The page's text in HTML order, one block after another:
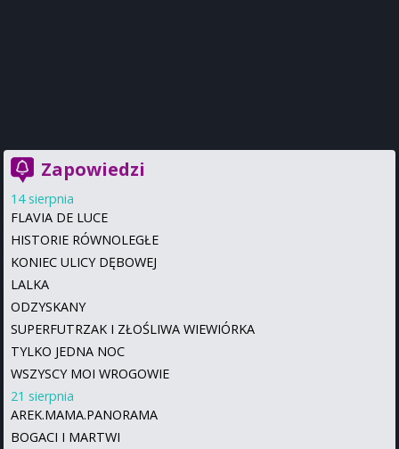
Zapowiedzi
14 sierpnia
FLAVIA DE LUCE
HISTORIE RÓWNOLEGŁE
KONIEC ULICY DĘBOWEJ
LALKA
ODZYSKANY
SUPERFUTRZAK I ZŁOŚLIWA WIEWIÓRKA
TYLKO JEDNA NOC
WSZYSCY MOI WROGOWIE
21 sierpnia
AREK.MAMA.PANORAMA
BOGACI I MARTWI